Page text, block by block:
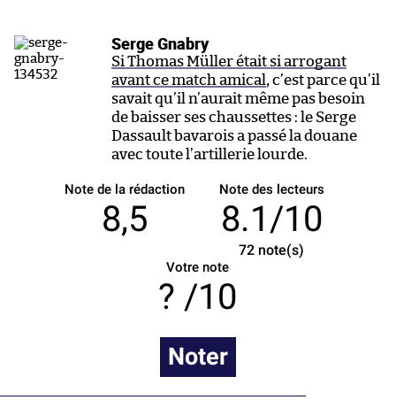
Serge Gnabry
Si Thomas Müller était si arrogant
avant ce match amical, c’est parce qu’il
savait qu’il n’aurait même pas besoin
de baisser ses chaussettes : le Serge
Dassault bavarois a passé la douane
avec toute l’artillerie lourde.
Note de la rédaction
8,5
Note des lecteurs
8.1/10
72 note(s)
Votre note
/10
Noter